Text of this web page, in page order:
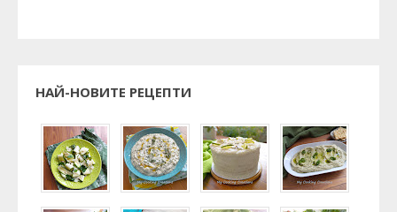
НАЙ-НОВИТЕ РЕЦЕПТИ